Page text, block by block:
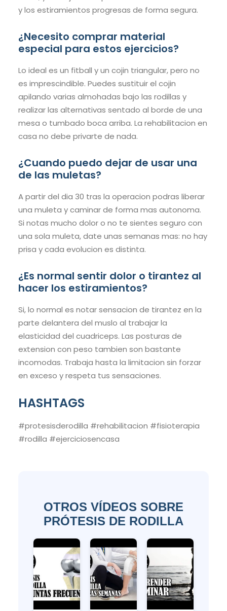
y los estiramientos progresas de forma segura.
¿Necesito comprar material
especial para estos ejercicios?
Lo ideal es un fitball y un cojin triangular, pero no
es imprescindible. Puedes sustituir el cojin
apilando varias almohadas bajo las rodillas y
realizar las alternativas sentado al borde de una
mesa o tumbado boca arriba. La rehabilitacion en
casa no debe privarte de nada.
¿Cuando puedo dejar de usar una
de las muletas?
A partir del dia 30 tras la operacion podras liberar
una muleta y caminar de forma mas autonoma.
Si notas mucho dolor o no te sientes seguro con
una sola muleta, date unas semanas mas: no hay
prisa y cada evolucion es distinta.
¿Es normal sentir dolor o tirantez al
hacer los estiramientos?
Si, lo normal es notar sensacion de tirantez en la
parte delantera del muslo al trabajar la
elasticidad del cuadriceps. Las posturas de
extension con peso tambien son bastante
incomodas. Trabaja hasta la limitacion sin forzar
en exceso y respeta tus sensaciones.
HASHTAGS
#protesisderodilla #rehabilitacion #fisioterapia
#rodilla #ejerciciosencasa
OTROS VÍDEOS SOBRE
PRÓTESIS DE RODILLA